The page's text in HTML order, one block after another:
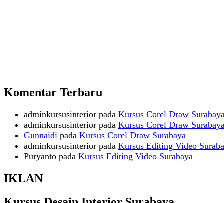
Komentar Terbaru
adminkursusinterior pada Kursus Corel Draw
adminkursusinterior pada Kursus Corel Draw
Gunnaidi pada Kursus Corel Draw Surabaya
adminkursusinterior pada Kursus Editing Video
Puryanto pada Kursus Editing Video Surabaya
IKLAN